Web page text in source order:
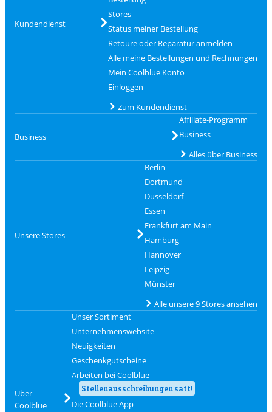
Kundendienst
Stores
Status meiner Bestellung
Retoure oder Reparatur anmelden
Alle meine Bestellungen und Rechnungen
Mein Coolblue Konto
Einloggen
Zum Kundendienst
Business
Affiliate-Programm
Business
Alles über Business
Unsere Stores
Berlin
Dortmund
Düsseldorf
Essen
Frankfurt am Main
Hamburg
Hannover
Leipzig
Münster
Alle unsere 9 Stores ansehen
Über
Coolblue
Unser Sortiment
Unternehmenswebsite
Neuigkeiten
Geschenkgutscheine
Arbeiten bei Coolblue
Stellenausschreibungen satt!
Die Coolblue App